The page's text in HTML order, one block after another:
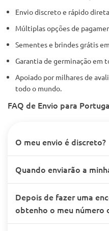
Envio discreto e rápido
Múltiplas opções de
Sementes e brindes grátis
Garantia de germinação em
Apoiado por milhares de
todo o mundo.
FAQ de Envio para
O meu envio é discreto?
Quando enviarão a
Depois de fazer uma
obtenho o meu número